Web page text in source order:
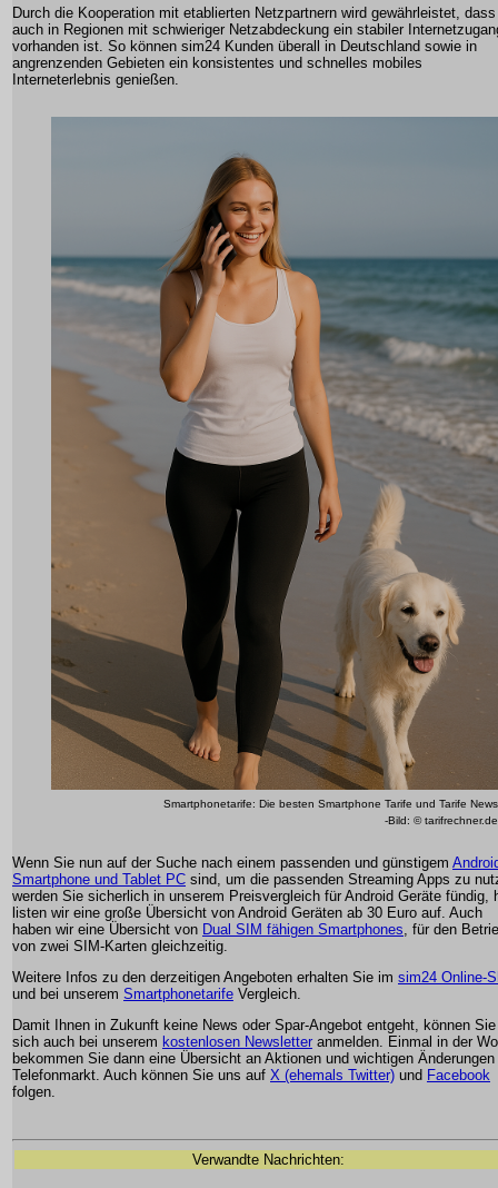
Durch die Kooperation mit etablierten Netzpartnern wird gewährleistet, dass
auch in Regionen mit schwieriger Netzabdeckung ein stabiler
vorhanden ist. So können sim24 Kunden überall in Deutschland sowie in
angrenzenden Gebieten ein konsistentes und schnelles mobiles
Interneterlebnis genießen.
Smartphonetarife: Die besten Smartphone Tarife und Tarife News
-Bild: © tarifrechner.de
Wenn Sie nun auf der Suche nach einem passenden und günstigem
Smartphone und Tablet PC sind, um die passenden Streaming Apps zu
werden Sie sicherlich in unserem Preisvergleich für Android Geräte fündig,
listen wir eine große Übersicht von Android Geräten ab 30 Euro auf. Auch
haben wir eine Übersicht von Dual SIM fähigen Smartphones, für den
von zwei SIM-Karten gleichzeitig.
Weitere Infos zu den derzeitigen Angeboten erhalten Sie im sim24 Online-
und bei unserem Smartphonetarife Vergleich.
Damit Ihnen in Zukunft keine News oder Spar-Angebot entgeht, können Sie
sich auch bei unserem kostenlosen Newsletter anmelden. Einmal in der
bekommen Sie dann eine Übersicht an Aktionen und wichtigen
Telefonmarkt. Auch können Sie uns auf X (ehemals Twitter) und Facebook
folgen.
Verwandte Nachrichten: